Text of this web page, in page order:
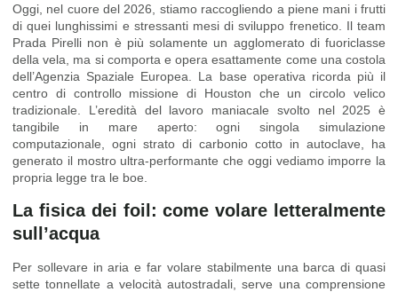
Oggi, nel cuore del 2026, stiamo raccogliendo a piene mani i frutti
di quei lunghissimi e stressanti mesi di sviluppo frenetico. Il team
Prada Pirelli non è più solamente un agglomerato di fuoriclasse
della vela, ma si comporta e opera esattamente come una costola
dell’Agenzia Spaziale Europea. La base operativa ricorda più il
centro di controllo missione di Houston che un circolo velico
tradizionale. L’eredità del lavoro maniacale svolto nel 2025 è
tangibile in mare aperto: ogni singola simulazione
computazionale, ogni strato di carbonio cotto in autoclave, ha
generato il mostro ultra-performante che oggi vediamo imporre la
propria legge tra le boe.
La fisica dei foil: come volare letteralmente
sull’acqua
Per sollevare in aria e far volare stabilmente una barca di quasi
sette tonnellate a velocità autostradali, serve una comprensione